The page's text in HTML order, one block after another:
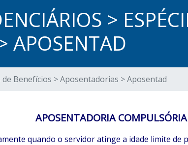
>
APOSENTAD
Benefícios > Aposentadorias > Aposentad
APOSENTADORIA COMPULSÓRIA
quando o servidor atinge a idade limite de